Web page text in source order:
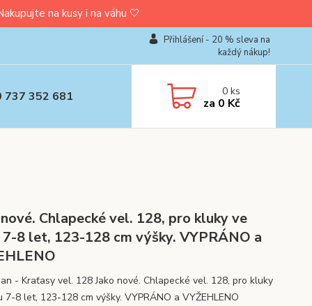
na kusy i na váhu 🤍
Přihlášení - 20 % sleva na
každý nákup!
737 352 681 0ks
za 0 Kč
Chlapecké vel. 128, pro kluky ve
7-8 let, 123-128 cm výšky. VYPRÁNO a
- Kraťasy vel. 128 Jako nové. Chlapecké vel. 128, pro kluky
7-8 let, 123-128 cm výšky. VYPRÁNO a VYŽEHLENO